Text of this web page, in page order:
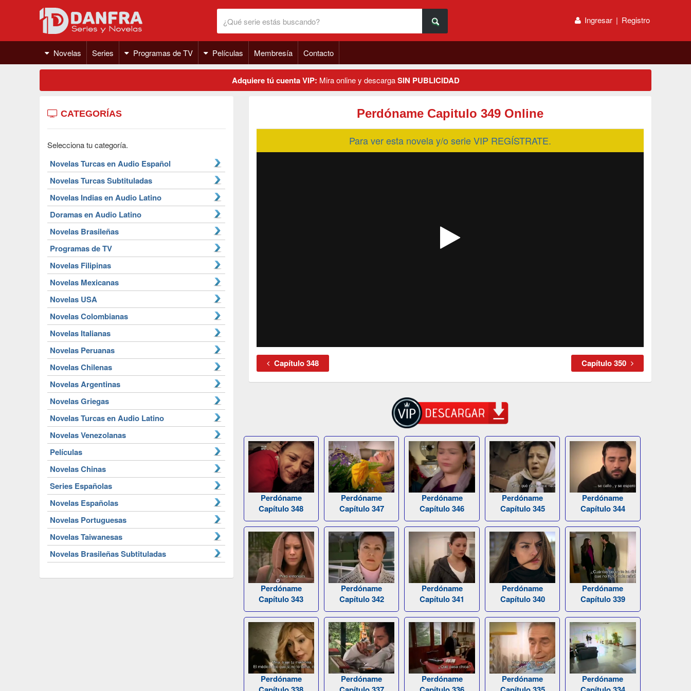
Ingresar | Registro
Novelas Series Programas de TV Películas Membresía Contacto
Adquiere tú cuenta VIP: Mira online y descargaSIN PUBLICIDAD
CATEGORÍAS
Selecciona tu categoría.
Novelas Turcas en Audio Español
Novelas Turcas Subtituladas
Novelas Indias en Audio Latino
Doramas en Audio Latino
Novelas Brasileñas
Programas de TV
Novelas Filipinas
Novelas Mexicanas
Novelas USA
Novelas Colombianas
Novelas Italianas
Novelas Peruanas
Novelas Chilenas
Novelas Argentinas
Novelas Griegas
Novelas Turcas en Audio Latino
Novelas Venezolanas
Películas
Novelas Chinas
Series Españolas
Novelas Españolas
Novelas Portuguesas
Novelas Taiwanesas
Novelas Brasileñas Subtituladas
Perdóname Capitulo 349 Online
Para ver esta novela y/o serie VIP REGÍSTRATE.
Capítulo 348 Capítulo 350
Perdóname
Capítulo 348
Perdóname
Capítulo 347
Perdóname
Capítulo 346
Perdóname
Capítulo 345
Perdóname
Capítulo 344
Perdóname
Capítulo 343
Perdóname
Capítulo 342
Perdóname
Capítulo 341
Perdóname
Capítulo 340
Perdóname
Capítulo 339
Perdóname
Perdóname
Perdóname
Perdóname
Perdóname